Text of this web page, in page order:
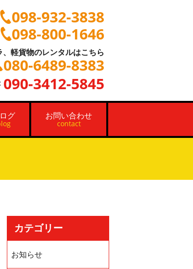
098-932-3838
098-800-1646
、軽貨物のレンタルはこちら
080-6489-8383
090-3412-5845
グ お問い合わせ
contact
カテゴリー
お知らせ